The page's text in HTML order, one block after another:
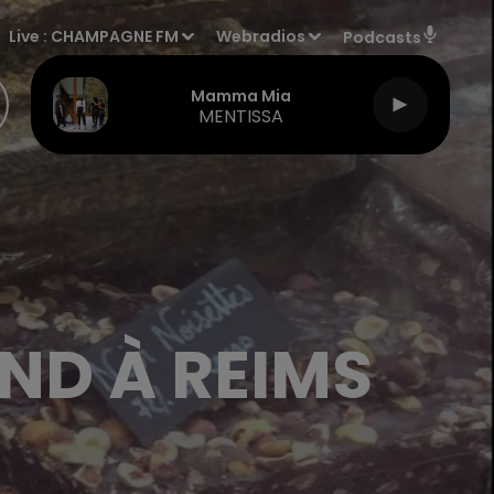
Live : CHAMPAGNE FM Webradios Podcasts
Mamma Mia
MENTISSA
À REIMS